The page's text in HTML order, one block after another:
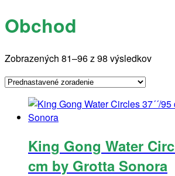
Obchod
Zobrazených 81–96 z 98 výsledkov
King Gong Water
cm by Grotta Sonora